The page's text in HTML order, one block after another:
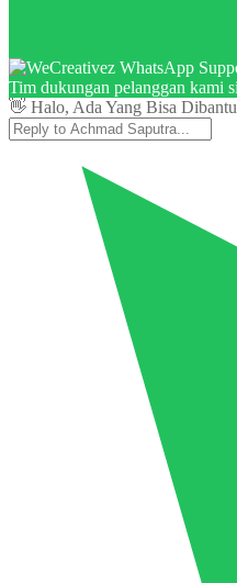
Tim dukungan pelanggan kami
👋 Halo, Ada Yang Bisa